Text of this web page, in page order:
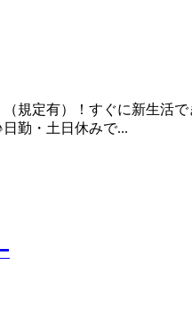
（規定有）！すぐに新生活
勤・土日休みで...